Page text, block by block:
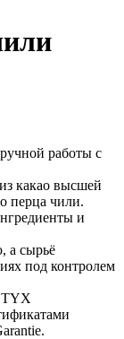
работы с
какао высшей
перца чили.
и
а сырьё
под контролем